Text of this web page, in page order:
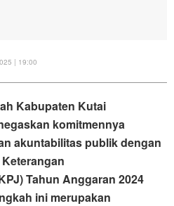
| 19:00
Kabupaten Kutai
komitmennya
akuntabilitas publik dengan
Tahun Anggaran 2024
ini merupakan